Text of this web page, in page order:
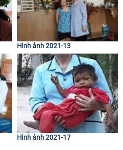
Hình ảnh 2021-13
Hình ảnh 2021-17